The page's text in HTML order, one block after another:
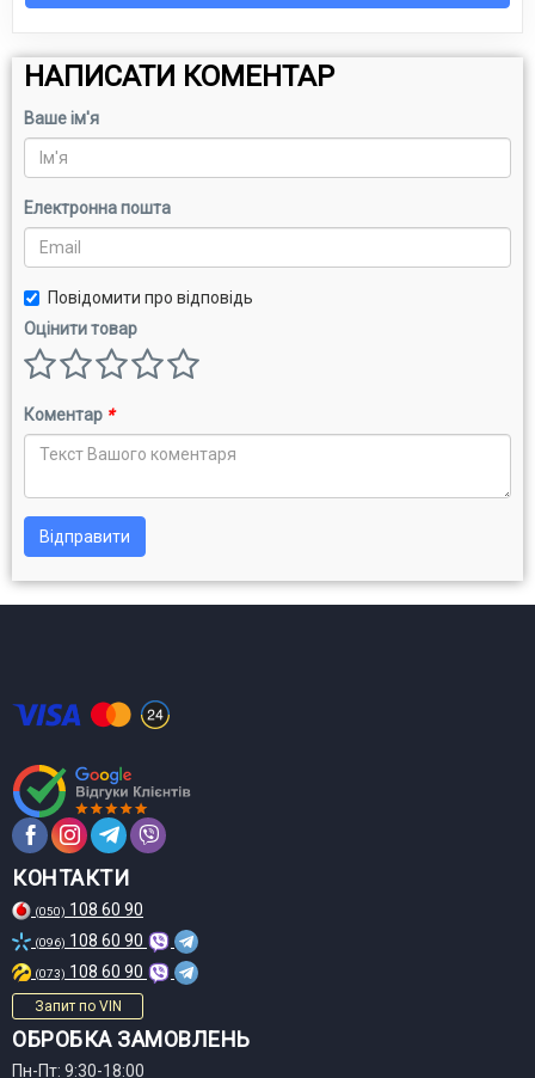
НАПИСАТИ КОМЕНТАР
Ваше ім'я
Електронна пошта
Повідомити про відповідь
Оцінити товар
Коментар *
Відправити
КОНТАКТИ
(050) 108 60 90
(096) 108 60 90
(073) 108 60 90
Запит по VIN
ОБРОБКА ЗАМОВЛЕНЬ
Пн-Пт: 9:30-18:00